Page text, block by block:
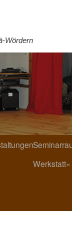
Wördern
Werkstatt«